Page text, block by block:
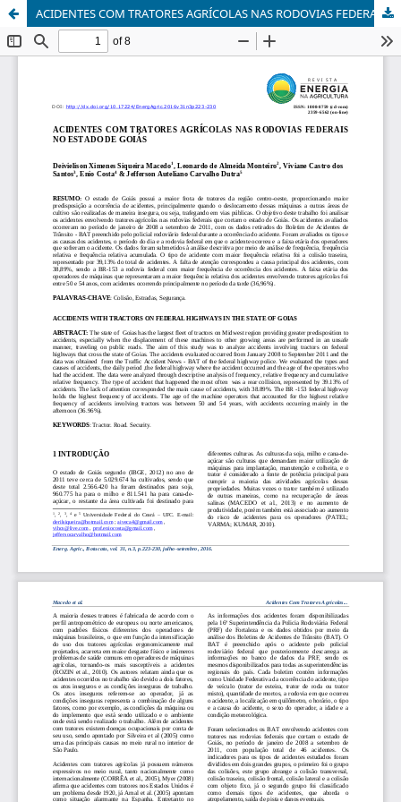
ACIDENTES COM TRATORES AGRÍCOLAS NAS RODOVIAS FEDERAIS NO ESTADO DE GOIÁS